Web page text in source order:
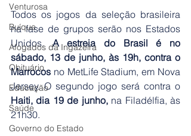
Venturosa
Buíque
Afogados da Ingazeira
Obituário
Educação
Saúde
Governo do Estado
Todos os jogos da seleção brasileira
na fase de grupos serão nos Estados
Unidos. A estreia do Brasil é no
sábado, 13 de junho, às 19h, contra o
Marrocos no MetLife Stadium, em Nova
Jersey. O segundo jogo será contra o
Haiti, dia 19 de junho, na Filadélfia, às
21h30.